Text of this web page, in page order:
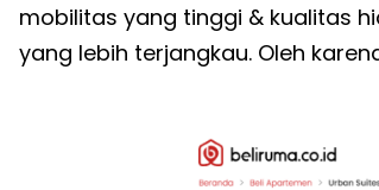
mobilitas yang tinggi & kualitas
yang lebih terjangkau. Oleh